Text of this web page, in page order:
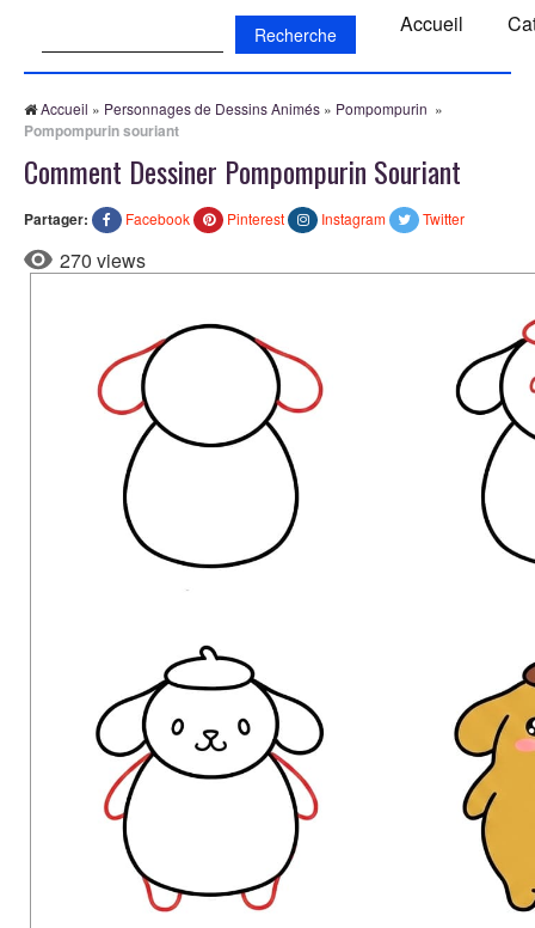
Accueil
Accueil » Personnages de Dessins Animés » Pompompurin »
Pompompurin souriant
Comment Dessiner Pompompurin Souriant
Partager: Facebook Pinterest Instagram Twitter
270 views